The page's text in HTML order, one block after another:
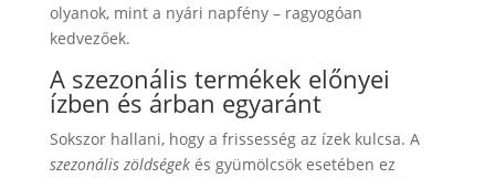
olyanok, mint a nyári napfény – ragyogóan
kedvezőek.
A szezonális termékek előnyei
ízben és árban egyaránt
Sokszor hallani, hogy a frissesség az ízek kulcsa. A
szezonális zöldségekés gyümölcsök esetében ez